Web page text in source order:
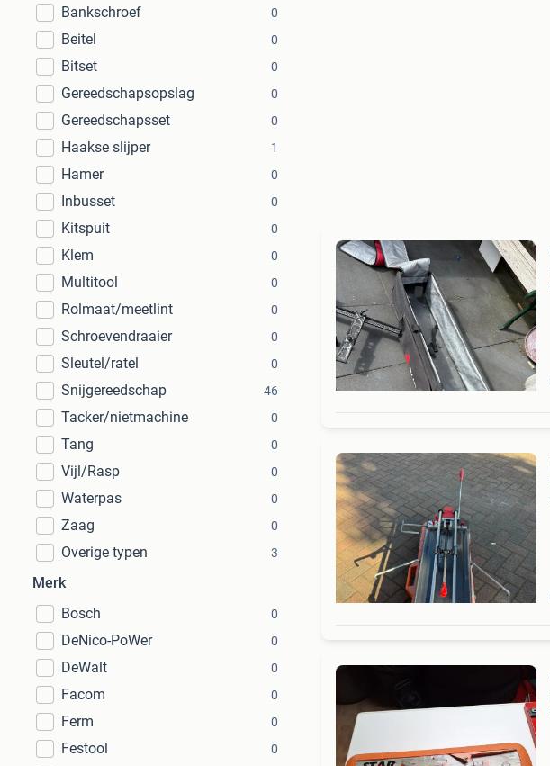
Bankschroef 0
Beitel 0
Bitset 0
Gereedschapsopslag 0
Gereedschapsset 0
Haakse slijper 1
Hamer 0
Inbusset 0
Kitspuit 0
Klem 0
Multitool 0
Rolmaat/meetlint 0
Schroevendraaier 0
Sleutel/ratel 0
Snijgereedschap 46
Tacker/nietmachine 0
Tang 0
Vijl/Rasp 0
Waterpas 0
Zaag 0
Overige typen 3
Merk
Bosch
0
DeNico-PoWer 0
DeWalt 0
Facom 0
Ferm 0
Festool 0